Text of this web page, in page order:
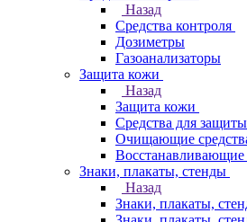
Назад
Средства контроля
Дозиметры
Газоанализаторы
Защита кожи
Назад
Защита кожи
Средства для
Очищающие
Восстанавливающие
Знаки, плакаты, стенды
Назад
Знаки, плакаты,